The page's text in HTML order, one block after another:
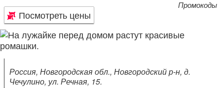
Посмотреть цены
Промокоды
Россия, Новгородская обл., Новгородский р-н, д.
Чечулино, ул. Речная, 15.